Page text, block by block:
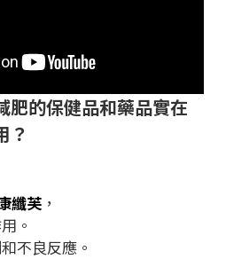
肥的保健品和藥品實在
？
纖芙 ，
。
不良反應。